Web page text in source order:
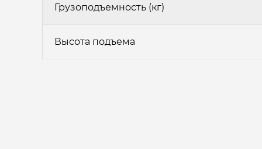
Грузоподъемность (кг)
Высота подъема